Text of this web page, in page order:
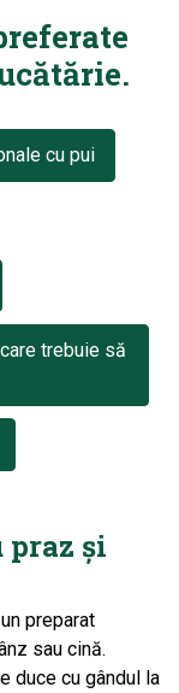
cu pui
trebuie să
praz și
preparat
sau cină.
duce cu gândul la